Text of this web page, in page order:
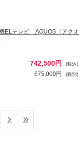
ELテレビ AQUOS（アクオ
742,500円 (税込)
675,000円 (税別)